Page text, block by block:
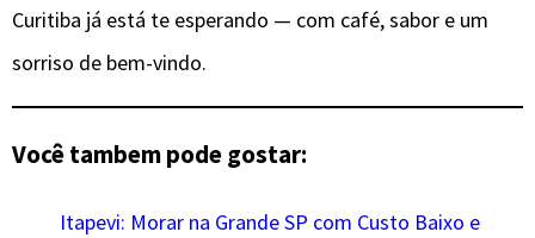
Curitiba já está te esperando — com café, sabor e um
sorriso de bem-vindo.
Você tambem pode gostar:
Itapevi: Morar na Grande SP com Custo Baixo e